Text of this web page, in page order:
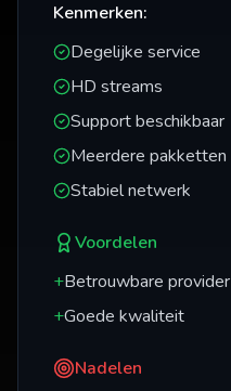
Kenmerken:
Degelijke service
HD streams
Support beschikbaar
Meerdere pakketten
Stabiel netwerk
Voordelen
+Betrouwbare provider
+Goede kwaliteit
Nadelen